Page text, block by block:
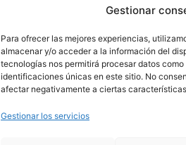
Gestionar
Para ofrecer las mejores experiencias,
almacenar y/o acceder a la información del
tecnologías nos permitirá procesar datos
identificaciones únicas en este sitio. No
afectar negativamente a ciertas
Gestionar los servicios